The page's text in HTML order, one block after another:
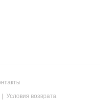
Условия возврата